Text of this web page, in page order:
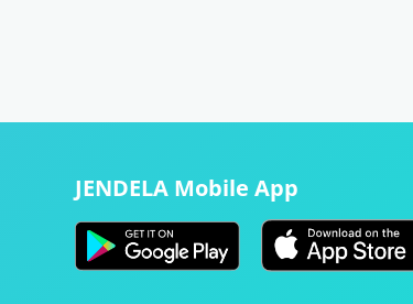
JENDELA Mobile App